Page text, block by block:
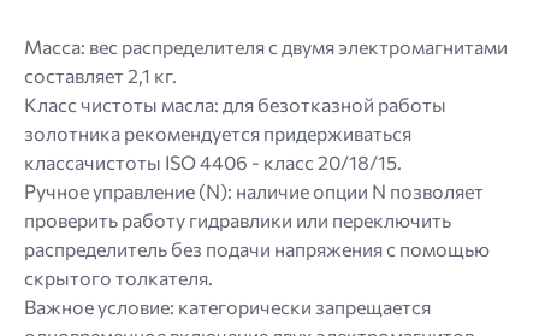
Масса: вес распределителя с двумя электромагнитами
составляет 2,1 кг.
Класс чистоты масла: для безотказной работы
золотника рекомендуется придерживаться
классачистоты ISO 4406 - класс 20/18/15.
Ручное управление (N): наличие опции N позволяет
проверить работу гидравлики или переключить
распределитель без подачи напряжения с помощью
скрытого толкателя.
Важное условие: категорически запрещается